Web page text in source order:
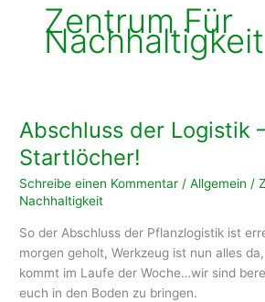
Zentrum Für
Nachhaltigkeit
Abschluss der Logistik
Startlöcher!
Schreibe einen Kommentar /Allgemein /
Nachhaltigkeit
So der Abschluss der Pflanzlogistik ist
morgen geholt, Werkzeug ist nun alles
kommt im Laufe der Woche…wir sind
euch in den Boden zu bringen.